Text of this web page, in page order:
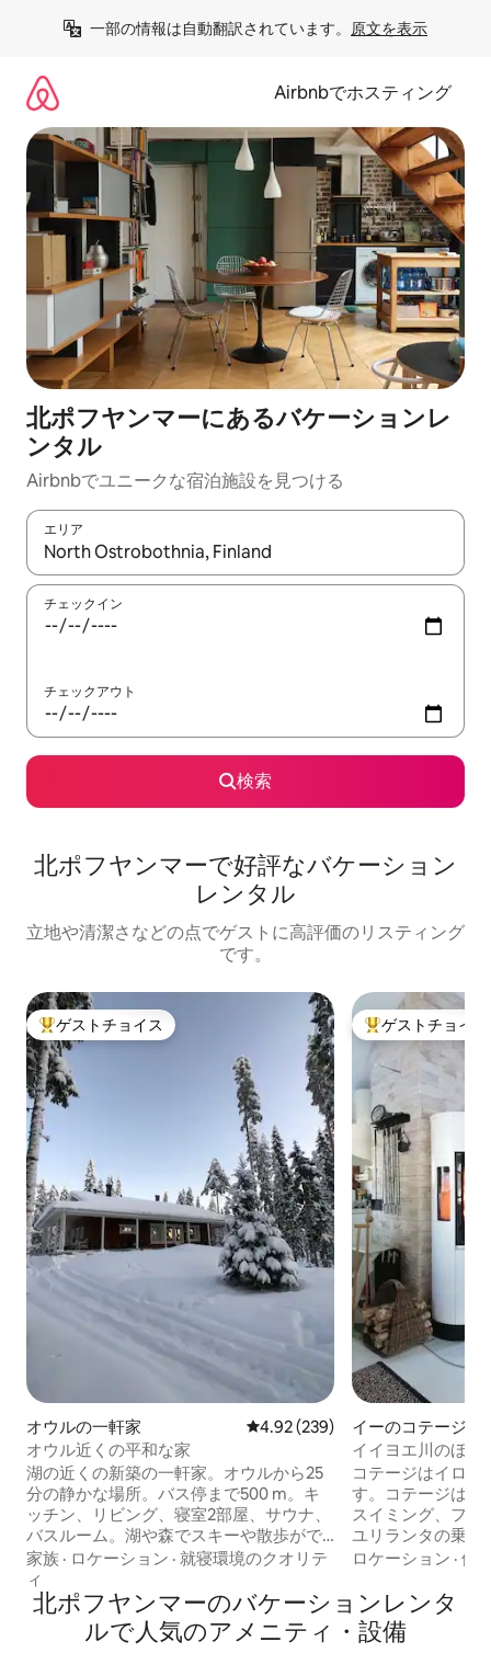
一部の情報は自動翻訳されています。 原文を表示
Airbnbでホスティング
北ポフヤンマーにあるバケーションレ
ンタル
Airbnbでユニークな宿泊施設を見つける
エリア
検索結果が表示されたら、上下の矢印キーを使って移動するか
チェックイン
チェックアウト
検索
北ポフヤンマーで好評なバケーション
レンタル
立地や清潔さなどの点でゲストに高評価のリスティング
です。
大好評のゲストチョイスです。
ゲストチョイス
オウルの一軒家 レビュー239件、5つ星中4.92つ
4.92 (239)
オウル近くの平和な家
湖の近くの新築の一軒家。オウルから25
分の静かな場所。バス停まで500 m。キ
ッチン、リビング、寝室2部屋、サウナ、
バスルーム。湖や森でスキーや散歩がで
きます。最大4名まで。ジャグジーの利用
は1日あたり50ユーロ追加（-20℃までの
利用に制限あり）。最低宿泊日数は2日間
です。オウルまたはキイミンキからの送
迎が可能です。 クロスカントリースキー
家族 · ロケーション · 就寝環境のクオリテ
ィ
大好評のゲスト
ゲストチョイス
イーのコテージ
イイヨエ川のほと
ジ
コテージはイロヨ
す。コテージは1〜3人
スイミング、フィ
ユリランタの乗馬
街地まで11キロ。
す。コテージに
と寝具がありま
います。リネン
ロケーション ·価
北ポフヤンマーのバケーションレンタ
ルで人気のアメニティ・設備